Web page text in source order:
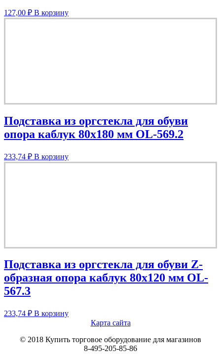
127,00 ₽ В корзину
Подставка из оргстекла для обуви
опора каблук 80х180 мм OL-569.2
233,74 ₽ В корзину
Подставка из оргстекла для обуви Z-
образная опора каблук 80х120 мм OL-
567.3
233,74 ₽ В корзину
Карта сайта
© 2018 Купить торговое оборудование для магазинов
8-495-205-85-86